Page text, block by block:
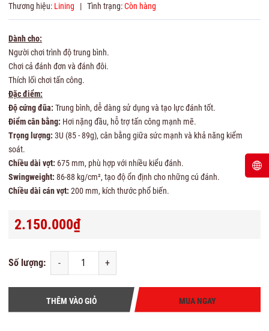
Thương hiệu: Lining | Tình trạng:Còn hàng
Dành cho:
Người chơi trình độ trung bình.
Chơi cả đánh đơn và đánh đôi.
Thích lối chơi tấn công.
Đặc điểm:
Độ cứng đũa: Trung bình, dễ dàng sử dụng và tạo lực đánh tốt.
Điểm cân bằng: Hơi nặng đầu, hỗ trợ tấn công mạnh mẽ.
Trọng lượng: 3U (85 - 89g), cân bằng giữa sức mạnh và khả năng kiểm
soát.
Chiều dài vợt: 675 mm, phù hợp với nhiều kiểu đánh.
Swingweight: 86-88 kg/cm², tạo độ ổn định cho những cú đánh.
Chiều dài cán vợt: 200 mm, kích thước phổ biến.
2.150.000₫
Số lượng: - +
THÊM VÀO GIỎ MUA NGAY